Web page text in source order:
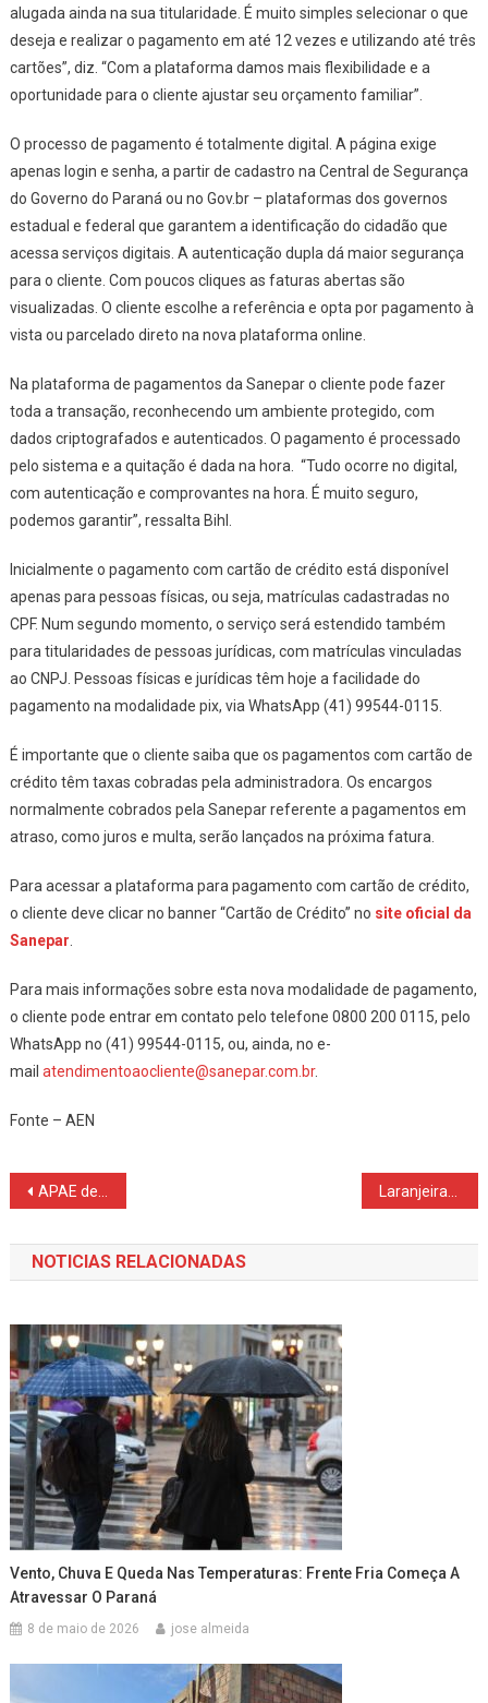
alugada ainda na sua titularidade. É muito simples selecionar o que
deseja e realizar o pagamento em até 12 vezes e utilizando até três
cartões”, diz. “Com a plataforma damos mais flexibilidade e a
oportunidade para o cliente ajustar seu orçamento familiar”.
O processo de pagamento é totalmente digital. A página exige
apenas login e senha, a partir de cadastro na Central de Segurança
do Governo do Paraná ou no Gov.br – plataformas dos governos
estadual e federal que garantem a identificação do cidadão que
acessa serviços digitais. A autenticação dupla dá maior segurança
para o cliente. Com poucos cliques as faturas abertas são
visualizadas. O cliente escolhe a referência e opta por pagamento à
vista ou parcelado direto na nova plataforma online.
Na plataforma de pagamentos da Sanepar o cliente pode fazer
toda a transação, reconhecendo um ambiente protegido, com
dados criptografados e autenticados. O pagamento é processado
pelo sistema e a quitação é dada na hora. “Tudo ocorre no digital,
com autenticação e comprovantes na hora. É muito seguro,
podemos garantir”, ressalta Bihl.
Inicialmente o pagamento com cartão de crédito está disponível
apenas para pessoas físicas, ou seja, matrículas cadastradas no
CPF. Num segundo momento, o serviço será estendido também
para titularidades de pessoas jurídicas, com matrículas vinculadas
ao CNPJ. Pessoas físicas e jurídicas têm hoje a facilidade do
pagamento na modalidade pix, via WhatsApp (41) 99544-0115.
É importante que o cliente saiba que os pagamentos com cartão de
crédito têm taxas cobradas pela administradora. Os encargos
normalmente cobrados pela Sanepar referente a pagamentos em
atraso, como juros e multa, serão lançados na próxima fatura.
Para acessar a plataforma para pagamento com cartão de crédito,
o cliente deve clicar no banner “Cartão de Crédito” no site oficial da
Sanepar
Para mais informações sobre esta nova modalidade de pagamento,
o cliente pode entrar em contato pelo telefone 0800 200 0115, pelo
WhatsApp no (41) 99544-0115, ou, ainda, no e-
mail atendimentoaocliente@sanepar.com.br.
Fonte – AEN
Navegação
de
Post
APAE de Nova Laranjeira é referência
NOTICIAS RELACIONADAS
Vento, Chuva E Queda Nas Temperaturas: Frente Fria Começa A
Atravessar O Paraná
8 de maio de 2026 jose almeida